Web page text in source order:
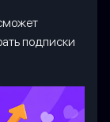
подписки